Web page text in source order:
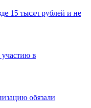
15 тысяч рублей и не
в
обязали